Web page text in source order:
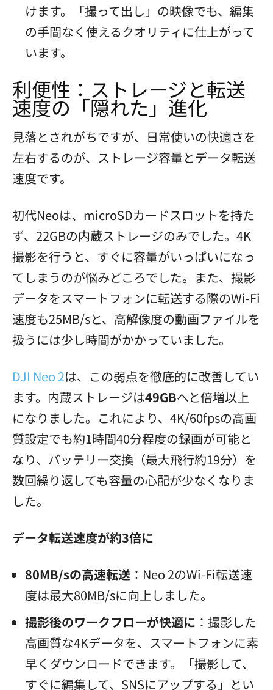
けます。「撮って出し」の映像でも、編集
の手間なく使えるクオリティに仕上がって
います。
利便性：ストレージと転送
速度の「隠れた」進化
見落とされがちですが、日常使いの快適さを
左右するのが、ストレージ容量とデータ転送
速度です。
初代Neoは、microSDカードスロットを持た
ず、22GBの内蔵ストレージのみでした。4K
撮影を行うと、すぐに容量がいっぱいになっ
てしまうのが悩みどころでした。また、撮影
データをスマートフォンに転送する際のWi-Fi
速度も25MB/sと、高解像度の動画ファイルを
扱うには少し時間がかかっていました。
DJI Neo 2は、この弱点を徹底的に改善してい
ます。内蔵ストレージは49GBへと倍増以上
になりました。これにより、4K/60fpsの高画
質設定でも約1時間40分程度の録画が可能と
なり、バッテリー交換（最大飛行約19分）を
数回繰り返しても容量の心配が少なくなりま
した。
データ転送速度が約3倍に
80MB/sの高速転送 ：Neo 2のWi-Fi転送速
度は最大80MB/sに向上しました。
撮影後のワークフローが快適に ：撮影した
高画質な4Kデータを、スマートフォンに素
早くダウンロードできます。「撮影して、
すぐに編集して、SNSにアップする」とい